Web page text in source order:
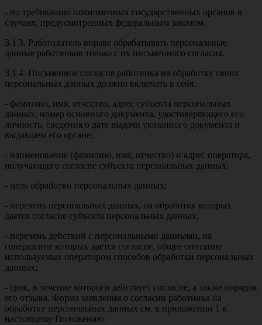
- по требованию полномочных государственных органов в
случаях, предусмотренных федеральным законом.
3.1.3. Работодатель вправе обрабатывать персональные
данные работников только с их письменного согласия.
3.1.4. Письменное согласие работника на обработку своих
персональных данных должно включать в себя:
- фамилию, имя, отчество, адрес субъекта персональных
данных, номер основного документа, удостоверяющего его
личность, сведения о дате выдачи указанного документа и
выдавшем его органе;
- наименование (фамилию, имя, отчество) и адрес оператора,
получающего согласие субъекта персональных данных;
- цель обработки персональных данных;
- перечень персональных данных, на обработку которых
дается согласие субъекта персональных данных;
- перечень действий с персональными данными, на
совершение которых дается согласие, общее описание
используемых оператором способов обработки персональных
данных;
- срок, в течение которого действует согласие, а также порядок
его отзыва. Форма заявления о согласии работника на
обработку персональных данных см. в приложении 1 к
настоящему Положению.